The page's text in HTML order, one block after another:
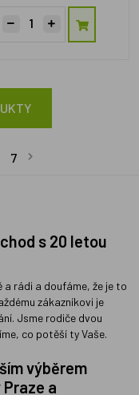
7
s 20 letou
a rádi a doufáme, že je to
zákazníkovi je
Jsme rodiče dvou
co potěší ty Vaše.
výběrem
a